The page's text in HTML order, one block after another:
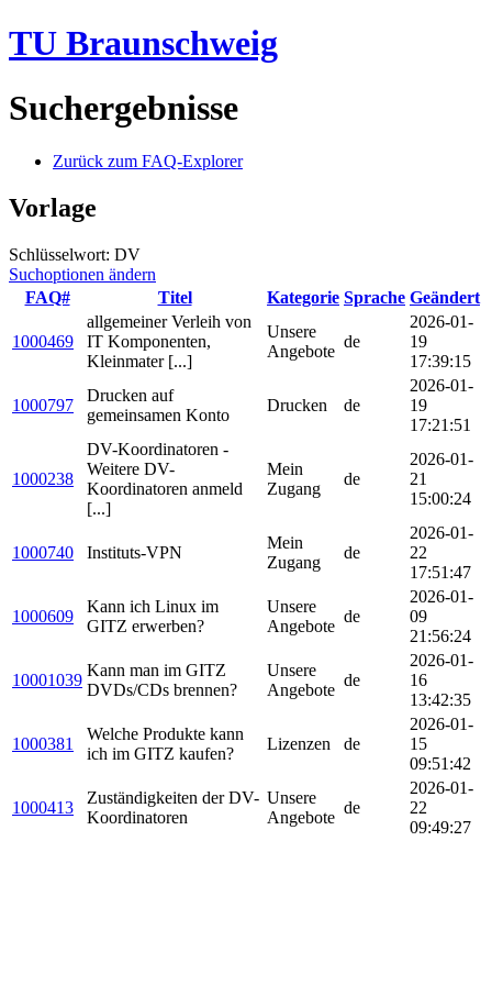
TU Braunschweig
Suchergebnisse
Zurück zum FAQ-Explorer
Vorlage
Schlüsselwort: DV
Suchoptionen ändern
FAQ#
Titel Kategorie Sprache Geändert
1000469
allgemeiner Verleih von
IT Komponenten,
Kleinmater [...]
Unsere
Angebote
de
2026-01-
19
17:39:15
1000797
Drucken auf
gemeinsamen Konto
Drucken de
2026-01-
19
17:21:51
1000238
DV-Koordinatoren -
Weitere DV-
Koordinatoren anmeld
[...]
Mein
Zugang
de
2026-01-
21
15:00:24
1000740 Instituts-VPN
Mein
Zugang
de
2026-01-
22
17:51:47
1000609
Kann ich Linux im
GITZ erwerben?
Unsere
Angebote
de
2026-01-
09
21:56:24
10001039
Kann man im GITZ
DVDs/CDs brennen?
Unsere
Angebote
de
2026-01-
16
13:42:35
1000381
Welche Produkte kann
ich im GITZ kaufen?
Lizenzen de
2026-01-
15
09:51:42
1000413
Zuständigkeiten der DV-
Koordinatoren
Unsere
Angebote
de
2026-01-
22
09:49:27